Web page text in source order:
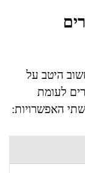
היטב על
לעומת
האפשרויות: